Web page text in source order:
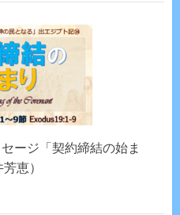
ージ「契約締結の始ま
恵）